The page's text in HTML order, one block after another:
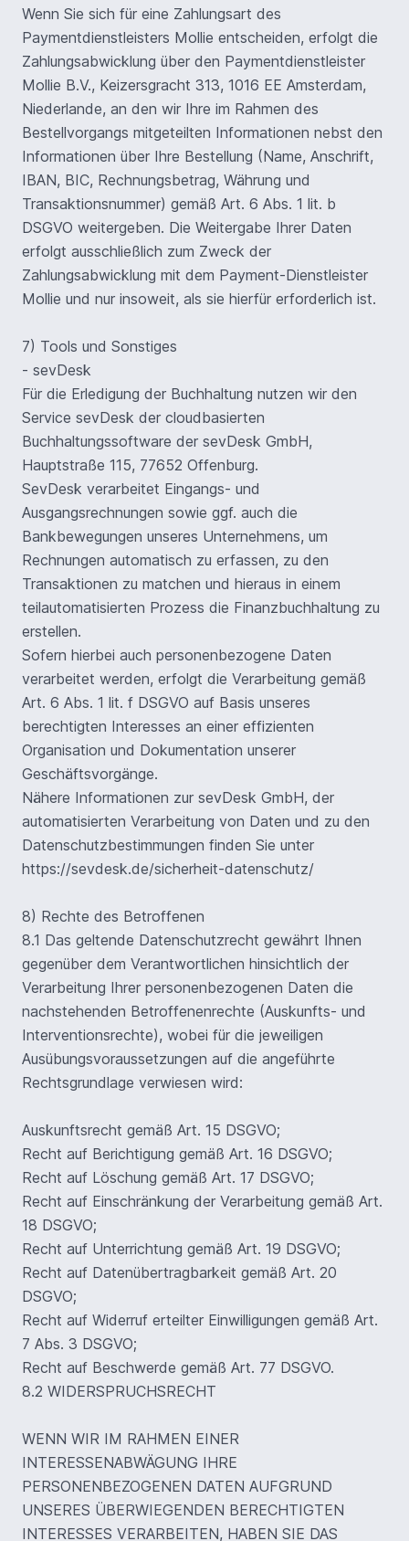
Wenn Sie sich für eine Zahlungsart des
Paymentdienstleisters Mollie entscheiden, erfolgt die
Zahlungsabwicklung über den Paymentdienstleister
Mollie B.V., Keizersgracht 313, 1016 EE Amsterdam,
Niederlande, an den wir Ihre im Rahmen des
Bestellvorgangs mitgeteilten Informationen nebst den
Informationen über Ihre Bestellung (Name, Anschrift,
IBAN, BIC, Rechnungsbetrag, Währung und
Transaktionsnummer) gemäß Art. 6 Abs. 1 lit. b
DSGVO weitergeben. Die Weitergabe Ihrer Daten
erfolgt ausschließlich zum Zweck der
Zahlungsabwicklung mit dem Payment-Dienstleister
Mollie und nur insoweit, als sie hierfür erforderlich ist.
7) Tools und Sonstiges
- sevDesk
Für die Erledigung der Buchhaltung nutzen wir den
Service sevDesk der cloudbasierten
Buchhaltungssoftware der sevDesk GmbH,
Hauptstraße 115, 77652 Offenburg.
SevDesk verarbeitet Eingangs- und
Ausgangsrechnungen sowie ggf. auch die
Bankbewegungen unseres Unternehmens, um
Rechnungen automatisch zu erfassen, zu den
Transaktionen zu matchen und hieraus in einem
teilautomatisierten Prozess die Finanzbuchhaltung zu
erstellen.
Sofern hierbei auch personenbezogene Daten
verarbeitet werden, erfolgt die Verarbeitung gemäß
Art. 6 Abs. 1 lit. f DSGVO auf Basis unseres
berechtigten Interesses an einer effizienten
Organisation und Dokumentation unserer
Geschäftsvorgänge.
Nähere Informationen zur sevDesk GmbH, der
automatisierten Verarbeitung von Daten und zu den
Datenschutzbestimmungen finden Sie unter
https://sevdesk.de/sicherheit-datenschutz/
8) Rechte des Betroffenen
8.1 Das geltende Datenschutzrecht gewährt Ihnen
gegenüber dem Verantwortlichen hinsichtlich der
Verarbeitung Ihrer personenbezogenen Daten die
nachstehenden Betroffenenrechte (Auskunfts- und
Interventionsrechte), wobei für die jeweiligen
Ausübungsvoraussetzungen auf die angeführte
Rechtsgrundlage verwiesen wird:
Auskunftsrecht gemäß Art. 15 DSGVO;
Recht auf Berichtigung gemäß Art. 16 DSGVO;
Recht auf Löschung gemäß Art. 17 DSGVO;
Recht auf Einschränkung der Verarbeitung gemäß Art.
18 DSGVO;
Recht auf Unterrichtung gemäß Art. 19 DSGVO;
Recht auf Datenübertragbarkeit gemäß Art. 20
DSGVO;
Recht auf Widerruf erteilter Einwilligungen gemäß Art.
7 Abs. 3 DSGVO;
Recht auf Beschwerde gemäß Art. 77 DSGVO.
8.2 WIDERSPRUCHSRECHT
WENN WIR IM RAHMEN EINER
INTERESSENABWÄGUNG IHRE
PERSONENBEZOGENEN DATEN AUFGRUND
UNSERES ÜBERWIEGENDEN BERECHTIGTEN
INTERESSES VERARBEITEN, HABEN SIE DAS